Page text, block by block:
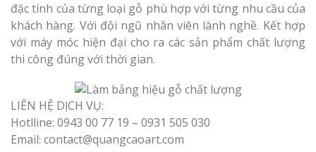
đặc tính của từng loại gỗ phù hợp với từng nhu cầu của
khách hàng. Với đội ngũ nhân viên lành nghề. Kết hợp
với máy móc hiện đại cho ra các sản phẩm chất lượng
thi công đúng với thời gian.
LIÊN HỆ DỊCH VỤ:
Hotlline: 0943 00 77 19 – 0931 505 030
Email: contact@quangcaoart.com